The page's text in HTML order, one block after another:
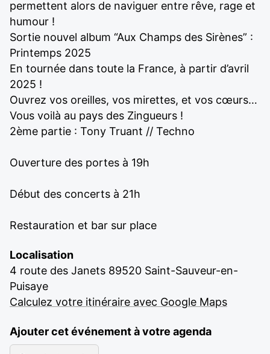
permettent alors de naviguer entre rêve, rage et
humour !
Sortie nouvel album “Aux Champs des Sirènes” :
Printemps 2025
En tournée dans toute la France, à partir d’avril
2025 !
Ouvrez vos oreilles, vos mirettes, et vos cœurs…
Vous voilà au pays des Zingueurs !
2ème partie : Tony Truant // Techno
Ouverture des portes à 19h
Début des concerts à 21h
Restauration et bar sur place
Localisation
4 route des Janets 89520 Saint-Sauveur-en-
Puisaye
Calculez votre itinéraire avec Google Maps
Ajouter cet événement à votre agenda